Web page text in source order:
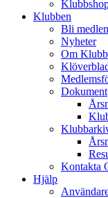
Klubben
Bli
Nyheter
Om
Dokument
Kontakta
Hjälp